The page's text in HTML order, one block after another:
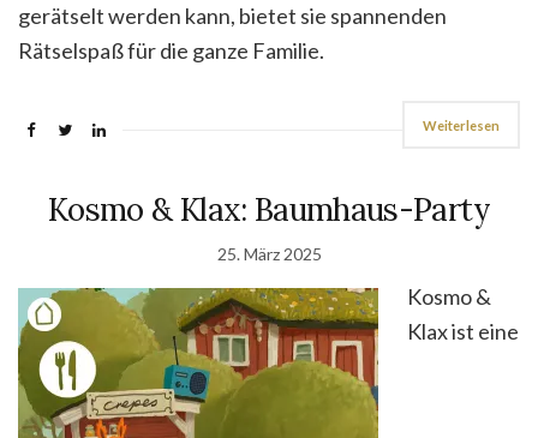
gerätselt werden kann, bietet sie spannenden
Rätselspaß für die ganze Familie.
Weiterlesen
Kosmo & Klax: Baumhaus-Party
25. März 2025
Kosmo &
Klax ist eine